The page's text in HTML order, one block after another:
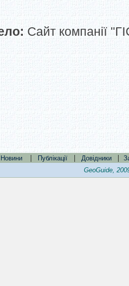
Сайт компанії
Новини | Публікації | Довідники |
GeoGuide,